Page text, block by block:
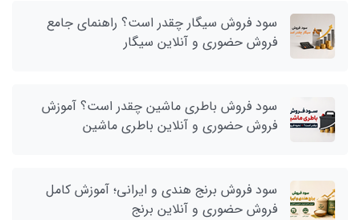
سود فروش سیگار چقدر است؟ راهنمای جامع
فروش حضوری و آنلاین سیگار
سود فروش باطری ماشین چقدر است؟ آموزش
فروش حضوری و آنلاین باطری ماشین
سود فروش برنج هندی و ایرانی؛ آموزش کامل
فروش حضوری و آنلاین برنج